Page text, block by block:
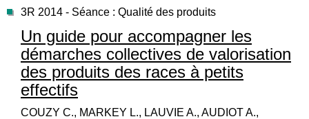
3R 2014 - Séance : Qualité des produits
Un guide pour accompagner les
démarches collectives de valorisation
des produits des races à petits
effectifs
COUZY C., MARKEY L., LAUVIE A., AUDIOT A.,